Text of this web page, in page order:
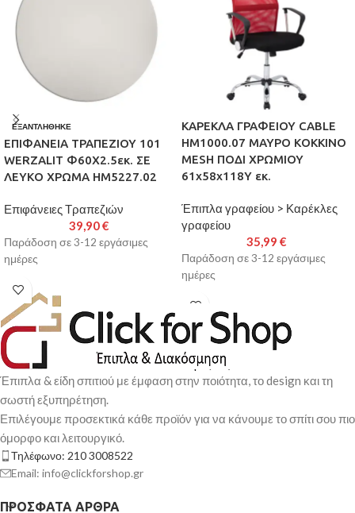
ΕΞΑΝΤΛΉΘΗΚΕ
ΕΠΙΦΑΝΕΙΑ ΤΡΑΠΕΖΙΟΥ 101
WERZALIT Φ60Χ2.5εκ. ΣΕ
ΛΕΥΚΟ ΧΡΩΜΑ HM5227.02
Επιφάνειες Τραπεζιών
39,90€
Παράδοση σε 3-12 εργάσιμες
ημέρες
ΚΑΡΕΚΛΑ ΓΡΑΦΕΙΟΥ CABLE
HM1000.07 ΜΑΥΡΟ ΚΟΚΚΙΝΟ
MESH ΠΟΔΙ ΧΡΩΜΙΟΥ
61x58x118Y εκ.
Έπιπλα γραφείου > Καρέκλες
γραφείου
35,99 €
Παράδοση σε 3-12 εργάσιμες
ημέρες
Έπιπλα & είδη σπιτιού με έμφαση στην ποιότητα, το design και τη
σωστή εξυπηρέτηση.
Επιλέγουμε προσεκτικά κάθε προϊόν για να κάνουμε το σπίτι σου πιο
όμορφο και λειτουργικό.
Τηλέφωνο: 210 3008522
Email: info@clickforshop.gr
ΠΡΌΣΦΑΤΑ ΆΡΘΡΑ